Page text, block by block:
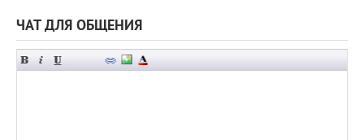
ЧАТ ДЛЯ ОБЩЕНИЯ